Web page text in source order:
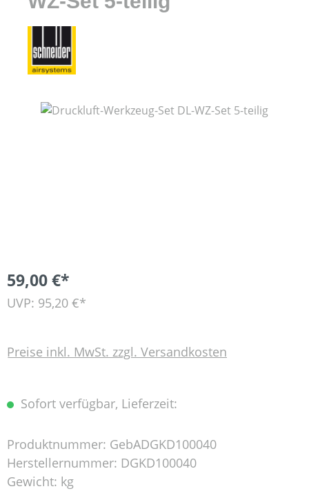
Bildergalerie überspringen
59,00 €*
UVP: 95,20 €*
Preise inkl. MwSt. zzgl. Versandkosten
Sofort verfügbar, Lieferzeit:
Produktnummer: GebADGKD100040
Herstellernummer: DGKD100040
Gewicht: kg